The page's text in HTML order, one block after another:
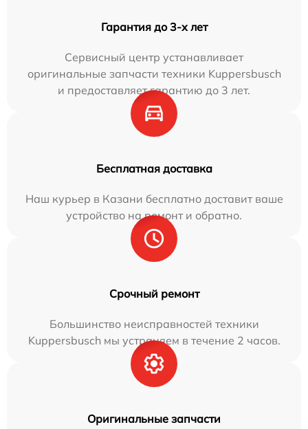
Гарантия до 3-х лет
Сервисный центр устанавливает
оригинальные запчасти техники Kuppersbusch
и предоставляет гарантию до 3 лет.
Бесплатная доставка
Наш курьер в Казани бесплатно доставит ваше
устройство на ремонт и обратно.
Срочный ремонт
Большинство неисправностей техники
Kuppersbusch мы устраняем в течение 2 часов.
Оригинальные запчасти